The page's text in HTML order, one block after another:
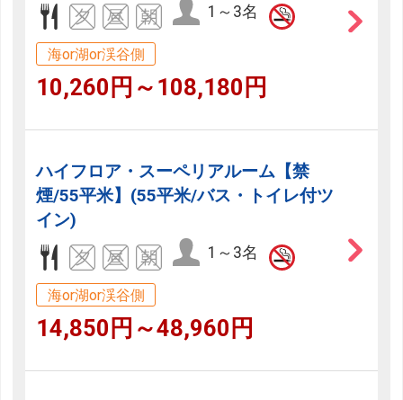
1～3名
海or湖or渓谷側
10,260円～108,180円
ハイフロア・スーペリアルーム【禁
煙/55平米】(55平米/バス・トイレ付ツ
イン)
1～3名
海or湖or渓谷側
14,850円～48,960円